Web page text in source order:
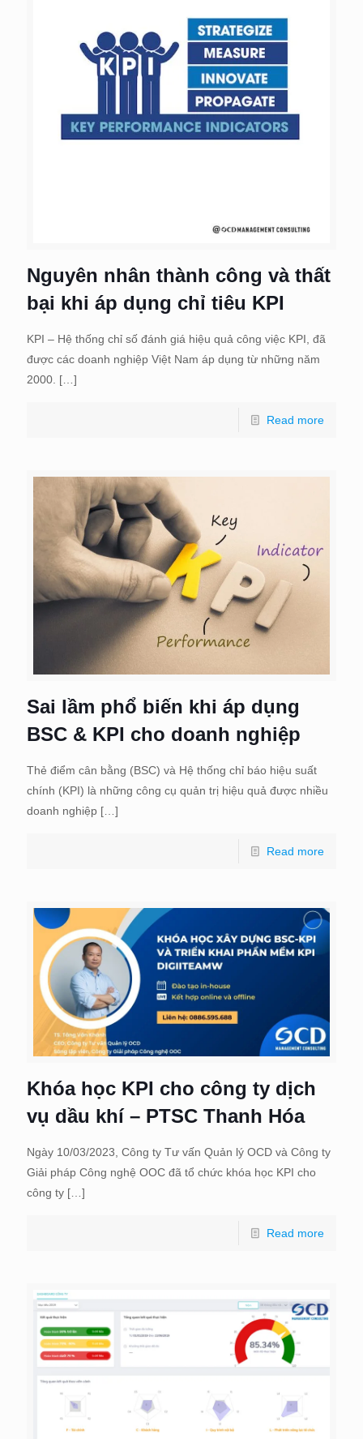
Nguyên nhân thành công và thất
bại khi áp dụng chỉ tiêu KPI
KPI – Hệ thống chỉ số đánh giá hiệu quả công việc KPI, đã
được các doanh nghiệp Việt Nam áp dụng từ những năm
2000. […]
Read more
Sai lầm phổ biến khi áp dụng
BSC & KPI cho doanh nghiệp
Thẻ điểm cân bằng (BSC) và Hệ thống chỉ báo hiệu suất
chính (KPI) là những công cụ quản trị hiệu quả được nhiều
doanh nghiệp […]
Read more
Khóa học KPI cho công ty dịch
vụ dầu khí – PTSC Thanh Hóa
Ngày 10/03/2023, Công ty Tư vấn Quản lý OCD và Công ty
Giải pháp Công nghệ OOC đã tổ chức khóa học KPI cho
công ty […]
Read more